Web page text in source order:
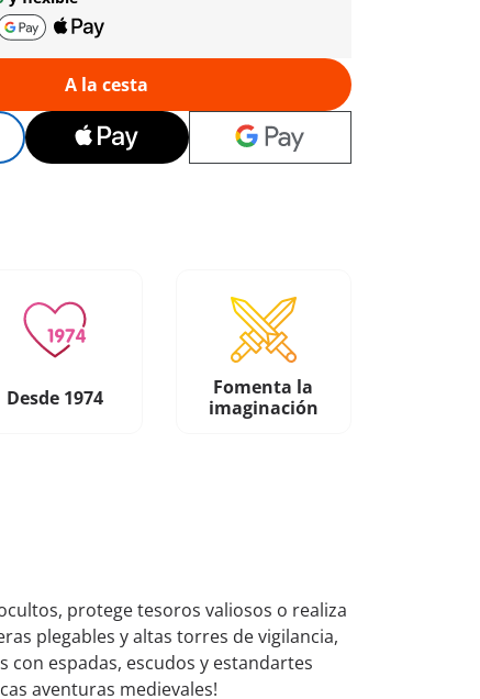
A la cesta
Desde 1974
Fomenta la
imaginación
protege tesoros valiosos o realiza
plegables y altas torres de vigilancia,
con espadas, escudos y estandartes
aventuras medievales!